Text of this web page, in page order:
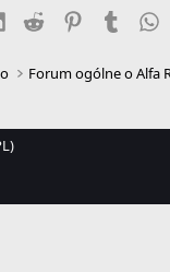
LinkedIn
Reddit PinterestTumblr
Forum ogólne o Alfa